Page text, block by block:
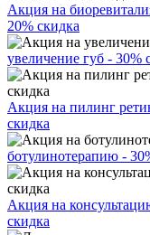
Акция на
20% скидка
увеличение губ - 30%
Акция на пилинг
скидка
ботулинотерапию -
Акция на
скидка